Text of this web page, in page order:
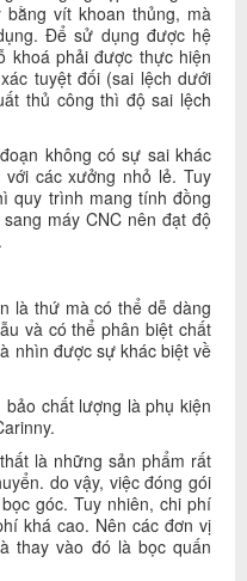
vít khoan thủng, mà
Để sử dụng được hệ
khoá phải được thực hiện
tuyệt đối (sai lệch dưới
thủ công thì độ sai lệch
không có sự sai khác
các xưởng nhỏ lẻ. Tuy
quy trình mang tính đồng
máy CNC nên đạt độ
là thứ mà có thể dễ dàng
và có thể phân biệt chất
nhìn được sự khác biệt về
chất lượng là phụ kiện
là những sản phẩm rất
do vậy, việc đóng gói
góc. Tuy nhiên, chi phí
khá cao. Nên các đơn vị
thay vào đó là bọc quấn